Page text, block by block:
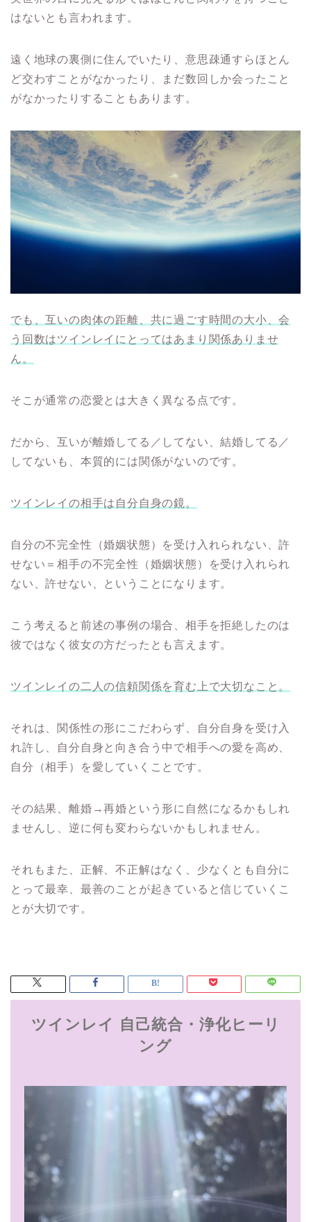
はないとも言われます。
遠く地球の裏側に住んでいたり、意思疎通すらほとん
ど交わすことがなかったり、まだ数回しか会ったこと
がなかったりすることもあります。
でも、互いの肉体の距離、共に過ごす時間の大小、会
う回数はツインレイにとってはあまり関係ありませ
ん。
そこが通常の恋愛とは大きく異なる点です。
だから、互いが離婚してる／してない、結婚してる／
してないも、本質的には関係がないのです。
ツインレイの相手は自分自身の鏡。
自分の不完全性（婚姻状態）を受け入れられない、許
せない＝相手の不完全性（婚姻状態）を受け入れられ
ない、許せない、ということになります。
こう考えると前述の事例の場合、相手を拒絶したのは
彼ではなく彼女の方だったとも言えます。
ツインレイの二人の信頼関係を育む上で大切なこと。
それは、関係性の形にこだわらず、自分自身を受け入
れ許し、自分自身と向き合う中で相手への愛を高め、
自分（相手）を愛していくことです。
その結果、離婚→再婚という形に自然になるかもしれ
ませんし、逆に何も変わらないかもしれません。
それもまた、正解、不正解はなく、少なくとも自分に
とって最幸、最善のことが起きていると信じていくこ
とが大切です。
ツインレイ 自己統合・浄化ヒーリ
ング